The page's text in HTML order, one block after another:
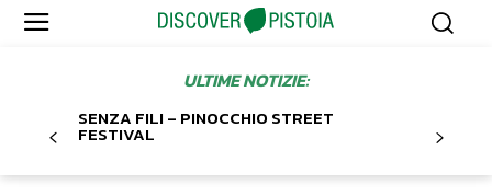
ULTIME NOTIZIE:
SENZA FILI – PINOCCHIO STREET
FESTIVAL